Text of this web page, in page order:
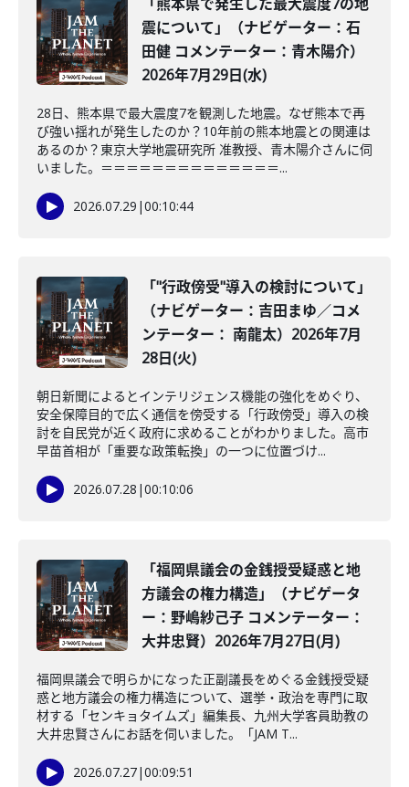
震について」（ナビゲーター：石
田健 コメンテーター：青木陽介）
2026年7月29日(水)
28日、熊本県で最大震度7を観測した地震。なぜ熊本で再
び強い揺れが発生したのか？10年前の熊本地震との関連は
あるのか？東京大学地震研究所 准教授、青木陽介さんに伺
いました。＝＝＝＝＝＝＝＝＝＝＝＝＝＝...
2026.07.29 |00:10:44
「"行政傍受"導入の検討について」
（ナビゲーター：吉田まゆ／コメ
ンテーター： 南龍太）2026年7月
28日(火)
朝日新聞によるとインテリジェンス機能の強化をめぐり、
安全保障目的で広く通信を傍受する「行政傍受」導入の検
討を自民党が近く政府に求めることがわかりました。高市
早苗首相が「重要な政策転換」の一つに位置づけ...
2026.07.28 |00:10:06
「福岡県議会の金銭授受疑惑と地
方議会の権力構造」（ナビゲータ
ー：野嶋紗己子 コメンテーター：
大井忠賢）2026年7月27日(月)
福岡県議会で明らかになった正副議長をめぐる金銭授受疑
惑と地方議会の権力構造について、選挙・政治を専門に取
材する「センキョタイムズ」編集長、九州大学客員助教の
大井忠賢さんにお話を伺いました。「JAM T...
2026.07.27|00:09:51